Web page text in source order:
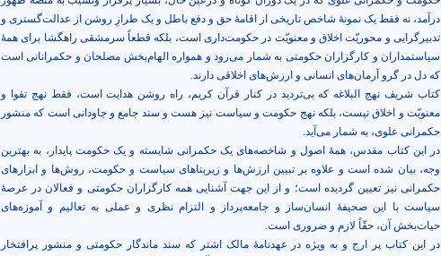
درآمد، نه فقط یک نمونۀ شاخص تاریخی از اقامۀ حق و دفع باطل و یک طرازِ روشن از عدالت‌گستری و
تدبیرگرایی و محوریّت اخلاق و معنویّت در حکومت‌داری است، بلکه قطعاً سرمشقی راهگشا برای همۀ
سیاستمداران و کارگزاران حکومتی به شمار می‌رود و همواره الهام‌بخش مصلحان و حکمرانانی است
که دل در گرو آرمان‌های انسانی و ارزش‌های اخلاقی دارند.
کتاب شریف نهج البلاغه که بی‌تردید در کنار قرآن کریم، راه روشن هدایت است، فقط نهج تقوا و
معنویّت و اخلاق نیست، بلکه نهج حکومت و سیاست نیز هست و سند جامع و جاودانی است که منشور
حکمرانی علوی، به شمار می‌آید.
در این کتاب مقدس، همۀ اصول و شاخصه‌های یک حکمرانی شایسته و یک حکومت پایدار، به بهترین
وجه، بیان شده است و علاوه بر تبیین ارزش‌ها و زیربناهای سیاست و حکومت، روش‌ها و ابزارهای
حکمرانی نیز تعیین گردیده است؛ و از این جهت آشنایی همه کارگزاران حکومتی و فعالان در عرصۀ
سیاست با این صحیفۀ انسان‌ساز و جامعه‌پرداز و التزام نظری و عملی به تعالیم و آموزه‌های
حیات‌بخش آن، حقّاً لازم و ضروری است.
در این کتاب پر ارج و به ویژه در عهدنامۀ مالک اشتر که سند ماندگار حکومتی و منشور پرافتخار